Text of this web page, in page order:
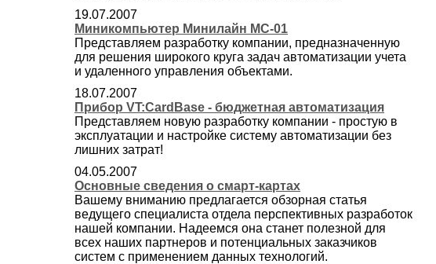
19.07.2007
Миникомпьютер Минилайн МС-01
Представляем разработку компании, предназначенную
для решения широкого круга задач автоматизации учета
и удаленного управления объектами.
18.07.2007
Прибор VT:CardBase - бюджетная автоматизация
Представляем новую разработку компании - простую в
эксплуатации и настройке систему автоматизации без
лишних затрат!
04.05.2007
Основные сведения о смарт-картах
Вашему вниманию предлагается обзорная статья
ведущего специалиста отдела перспективных разработок
нашей компании. Надеемся она станет полезной для
всех наших партнеров и потенциальных заказчиков
систем с применением данных технологий.